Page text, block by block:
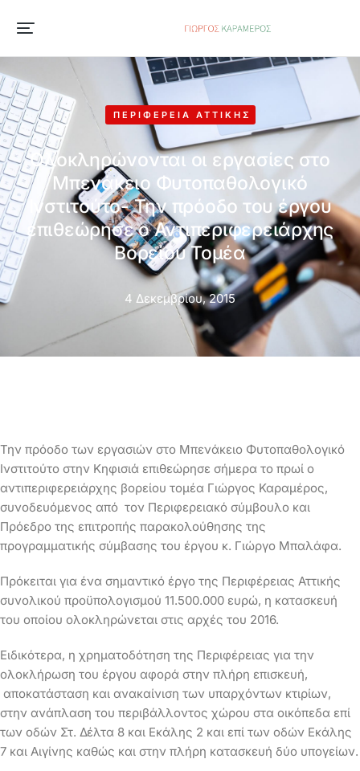
ΠΕΡΙΦΈΡΕΙΑ ΑΤΤΙΚΉΣ
Ολοκληρώνονται οι εργασίες στο
Μπενάκειο Φυτοπαθολογικό
Ινστιτούτο- Την πρόοδο του έργου
επιθεώρησε ο Αντιπεριφερειάρχης
Βορείου Τομέα
4 Δεκεμβρίου, 2015
Την πρόοδο των εργασιών στο Μπενάκειο Φυτοπαθολογικό
Ινστιτούτο στην Κηφισιά επιθεώρησε σήμερα το πρωί ο
αντιπεριφερειάρχης βορείου τομέα Γιώργος Καραμέρος,
συνοδευόμενος από τον Περιφερειακό σύμβουλο και
Πρόεδρο της επιτροπής παρακολούθησης της
προγραμματικής σύμβασης του έργου κ. Γιώργο Μπαλάφα.
Πρόκειται για ένα σημαντικό έργο της Περιφέρειας Αττικής
συνολικού προϋπολογισμού 11.500.000 ευρώ, η κατασκευή
του οποίου ολοκληρώνεται στις αρχές του 2016.
Ειδικότερα, η χρηματοδότηση της Περιφέρειας για την
ολοκλήρωση του έργου αφορά στην πλήρη επισκευή,
αποκατάσταση και ανακαίνιση των υπαρχόντων κτιρίων,
στην ανάπλαση του περιβάλλοντος χώρου στα οικόπεδα επί
των οδών Στ. Δέλτα 8 και Εκάλης 2 και επί των οδών Εκάλης
7 και Αιγίνης καθώς και στην πλήρη κατασκευή δύο υπογείων.